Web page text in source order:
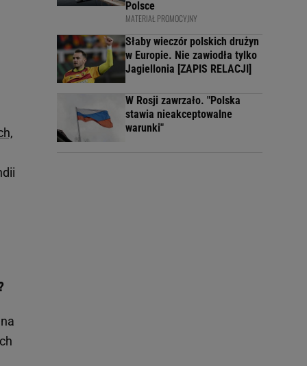
Polsce
MATERIAŁ PROMOCYJNY
Słaby wieczór polskich drużyn
w Europie. Nie zawiodła tylko
Jagiellonia [ZAPIS RELACJI]
W Rosji zawrzało. "Polska
stawia nieakceptowalne
warunki"